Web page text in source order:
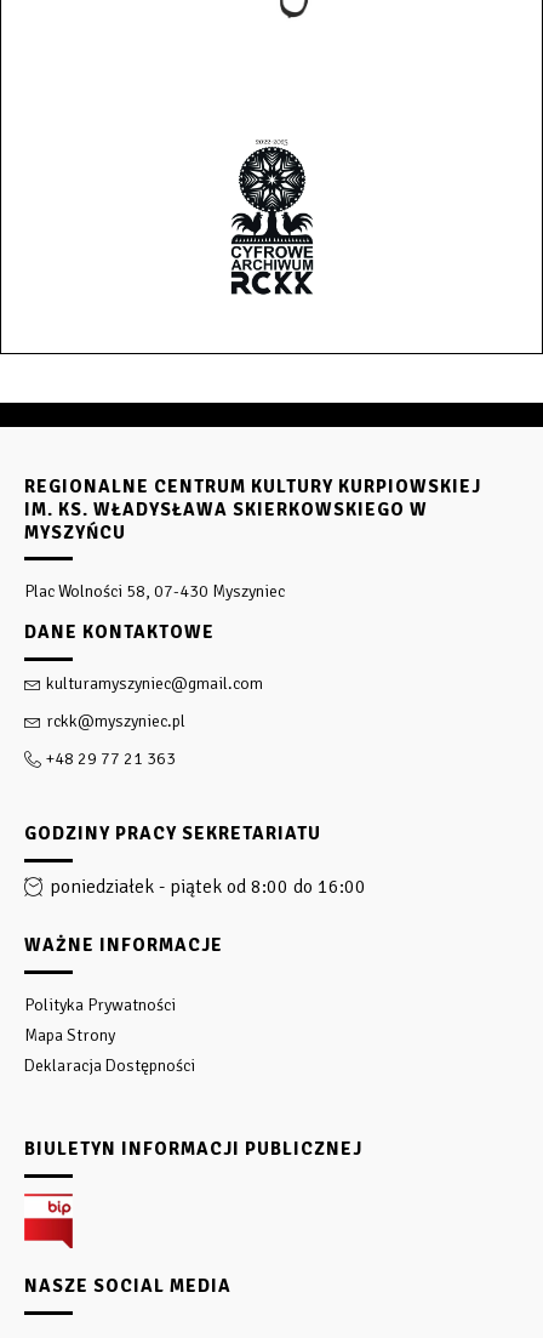
REGIONALNE CENTRUM KULTURY KURPIOWSKIEJ
IM. KS. WŁADYSŁAWA SKIERKOWSKIEGO W
MYSZYŃCU
Plac Wolności 58, 07-430 Myszyniec
DANE KONTAKTOWE
kulturamyszyniec@gmail.com
rckk@myszyniec.pl
+48 29 77 21 363
GODZINY PRACY SEKRETARIATU
poniedziałek - piątek od 8:00 do 16:00
WAŻNE INFORMACJE
Polityka Prywatności
Mapa Strony
Deklaracja Dostępności
BIULETYN INFORMACJI PUBLICZNEJ
NASZE SOCIAL MEDIA